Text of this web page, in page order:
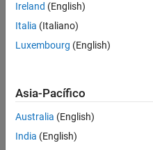
Ireland (English)
Italia (Italiano)
Luxembourg (English)
Asia-Pacífico
Australia (English)
India (English)